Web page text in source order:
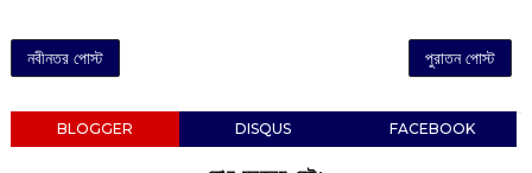
নবীনতর পোস্ট পুরাতন পোস্ট
BLOGGER DISQUS FACEBOOK